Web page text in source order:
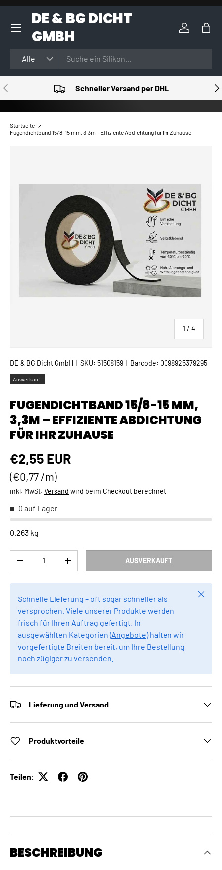
DIREKT ZUM INHALT
DE & BG DICHT
GMBH
Alle
Einloggen
VORHERIGE Schneller Versand per DHL
Startseite
Fugendichtband 15/8-15 mm, 3,3m – Effiziente Abdichtung für Ihr Zuhause
1 / von
4
DE & BG Dicht GmbH SKU: 51508159 Barcode: 0098925379295
Ausverkauft
FUGENDICHTBAND 15/8-15 MM,
3,3M – EFFIZIENTE ABDICHTUNG
FÜR IHR ZUHAUSE
Normaler Preis
€2,55 EUR
Grundpreis
€0,77 /m
inkl. MwSt. Versand wird beim Checkout berechnet.
0 auf Lager
0.263 kg
MENGE VERRINGERNMENGE ERHÖHEN AUSVERKAUFT
Schnelle Lieferung – oft sogar schneller als
versprochen. Viele unserer Produkte werden
frisch für Ihren Auftrag gefertigt. In
ausgewählten Kategorien (Angebote) halten wir
vorgefertigte Breiten bereit, um Ihre Bestellung
noch zügiger zu versenden.
Lieferung und Versand
Produktvorteile
Teilen:
BESCHREIBUNG